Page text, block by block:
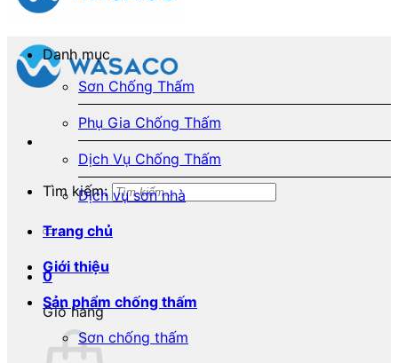
Tìm kiếm:
0
Giỏ hàng
Danh mục
Sơn Chống Thấm
Phụ Gia Chống Thấm
Dịch Vụ Chống Thấm
Dịch vụ sơn nhà
Trang chủ
Giới thiệu
Sản phẩm chống thấm
Sơn chống thấm